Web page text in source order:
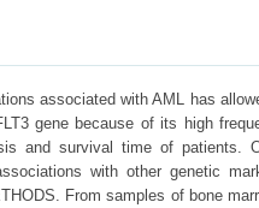
associated with AML has
gene because of its high
and survival time of patients.
with other genetic
From samples of bone